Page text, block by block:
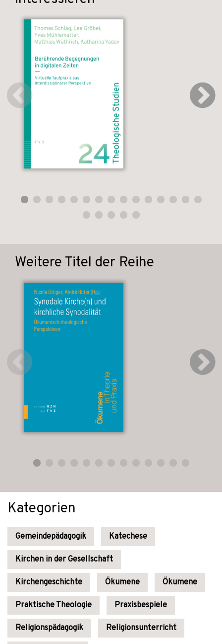
Weitere Titel der Reihe
Kategorien
Gemeindepädagogik Katechese
Kirchen in der Gesellschaft
Kirchengeschichte Ökumene Ökumene
Praktische Theologie Praxisbespiele
Religionspädagogik Religionsunterricht